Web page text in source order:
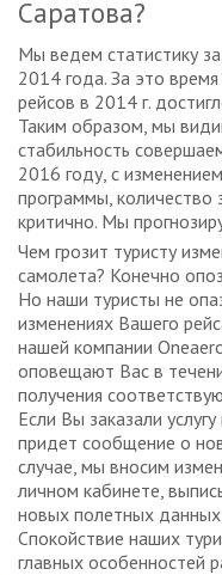
Саратова?
Мы ведем статистику
2014 года. За это
рейсов в 2014 г.
Таким образом, мы
стабильность
2016 году, с
программы,
критично. Мы
Чем грозит туристу
самолета? Конечно
Но наши туристы не
изменениях Вашего
нашей компании
оповещают Вас в
получения
Если Вы заказали
придет сообщение о
случае, мы вносим
личном кабинете,
новых полетных
Спокойствие наших
главных особенностей